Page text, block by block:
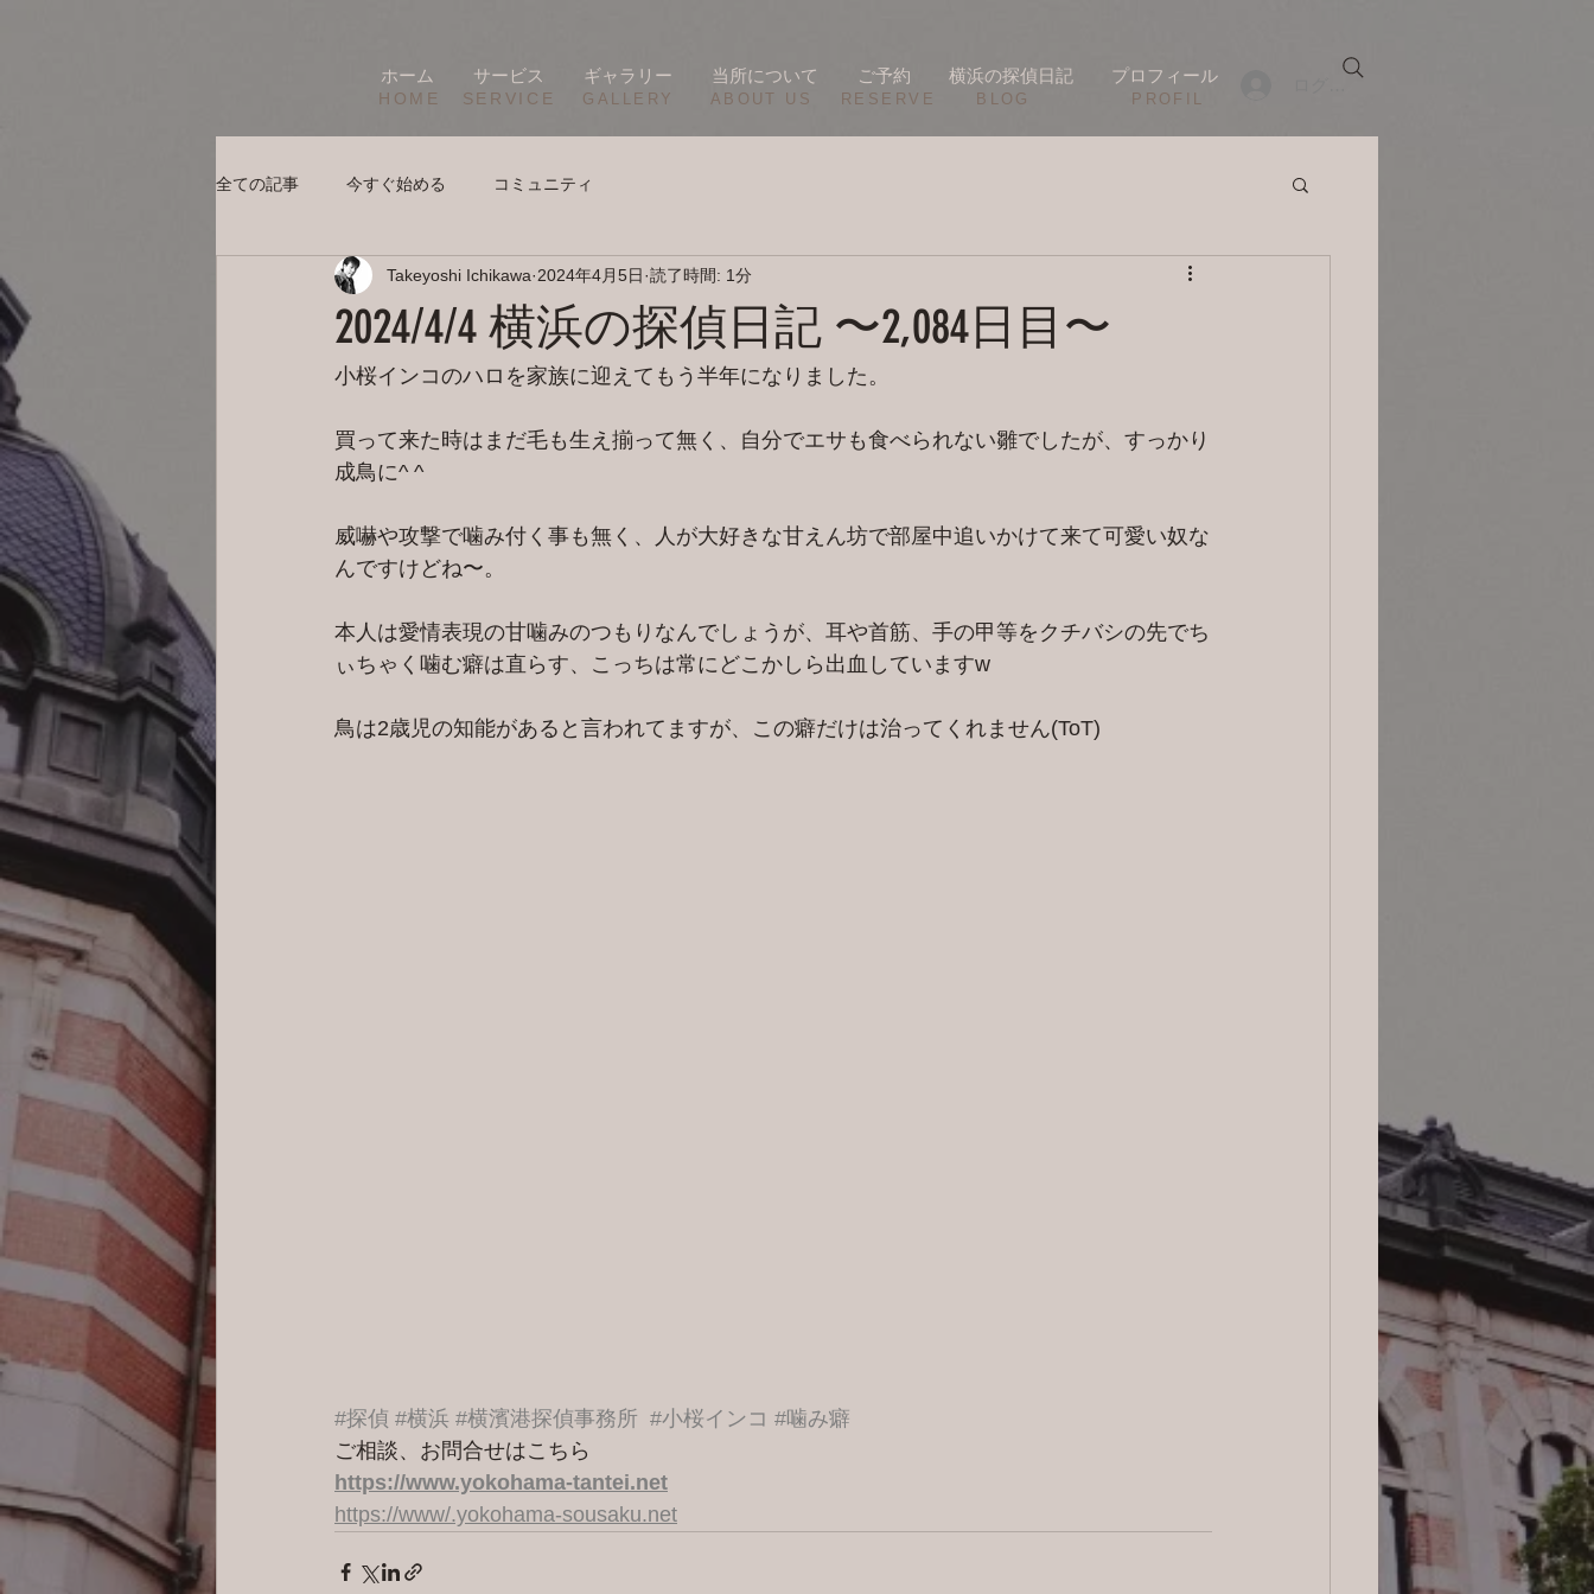
ログイン
ホーム サービス ギャラリー 当所について ご予約 横浜の探偵日記 プロフィール
HOME SERVICE ​GALLERY ​ABOUT US ​PROFIL
RESERVE BLOG
全ての記事 今すぐ始める コミュニティ
2024/4/4 横浜の探偵日記 〜2,084日目〜
Takeyoshi Ichikawa 2024年4月5日 読了時間: 1分
小桜インコのハロを家族に迎えてもう半年になりました。
買って来た時はまだ毛も生え揃って無く、自分でエサも食べられない雛でしたが、すっかり
成鳥に^ ^
威嚇や攻撃で噛み付く事も無く、人が大好きな甘えん坊で部屋中追いかけて来て可愛い奴な
んですけどね〜。
本人は愛情表現の甘噛みのつもりなんでしょうが、耳や首筋、手の甲等をクチバシの先でち
ぃちゃく噛む癖は直らす、こっちは常にどこかしら出血していますw
鳥は2歳児の知能があると言われてますが、この癖だけは治ってくれません(ToT)
#探偵 #横浜 #横濱港探偵事務所 #小桜インコ #噛み癖
ご相談、お問合せはこちら
https://www.yokohama-tantei.net
https://www/.yokohama-sousaku.net